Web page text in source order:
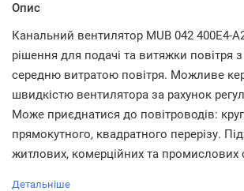
Опис
Канальний вентилятор MUB 042 400E4-
рішення для подачі та витяжки повітря
середню витратою повітря. Можливе
швидкістю вентилятора за рахунок
Може приєднатися до повітроводів:
прямокутного, квадратного перерізу.
житлових, комерційних та промислових
Детальніше